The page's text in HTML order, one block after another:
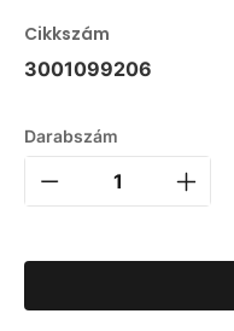
Cikkszám
3001099206
Darabszám